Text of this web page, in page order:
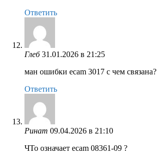
Ответить
Глеб 31.01.2026 в 21:25
ман ошибки ecam 3017 с чем связана?
Ответить
Ринат 09.04.2026 в 21:10
ЧТо означает ecam 08361-09 ?